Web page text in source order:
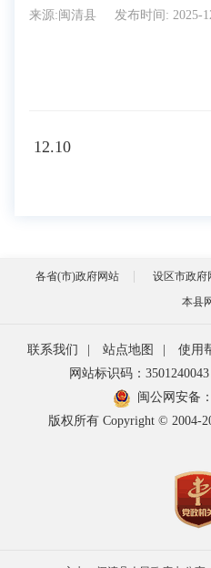
来源:闽清县 发布时间: 2025-
12.10
各省(市)政府网站 设区市政府
本县
联系我们 站点地图 使用
网站标识码：3501240043
闽公网安备：
版权所有 Copyright © 2004-